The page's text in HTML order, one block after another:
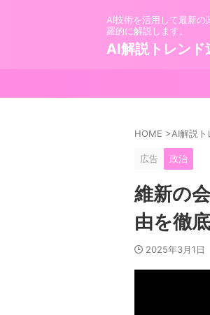
AI技術を活用して最新
羅的に解説します。
AI解説トレンド
HOME >AI解説ト
広告 政治
維新の
由を徹
2025年3月1日